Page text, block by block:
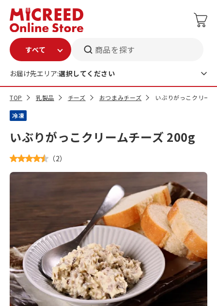
商品を探す
お届け先エリア:選択してください
TOP 乳製品 チーズ おつまみチーズ いぶりがっこクリー
冷凍
いぶりがっこクリームチーズ 200g
（2）